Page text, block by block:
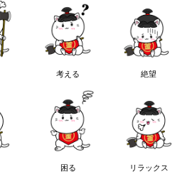
考える 絶望
困る リラックス